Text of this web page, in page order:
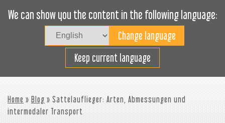
We can show you the content in the following language:
Keep current language
Effizientes Laden
Home » Blog » Sattelauflieger: Arten, Abmessungen und
intermodaler Transport